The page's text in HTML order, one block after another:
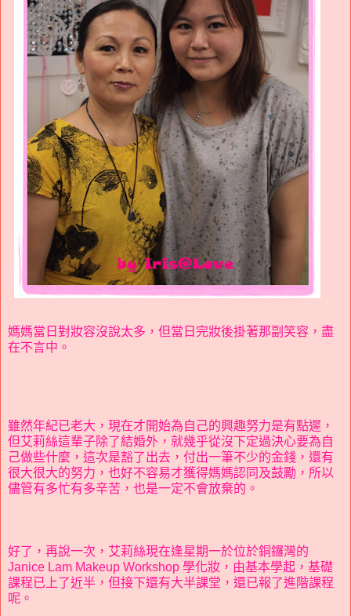
媽媽當日對妝容沒說太多，但當日完妝後掛著那副笑容，盡
在不言中。
雖然年紀已老大，現在才開始為自己的興趣努力是有點遲，
但艾莉絲這輩子除了結婚外，就幾乎從沒下定過決心要為自
己做些什麼，這次是豁了出去，付出一筆不少的金錢，還有
很大很大的努力，也好不容易才獲得媽媽認同及鼓勵，所以
儘管有多忙有多辛苦，也是一定不會放棄的。
好了，再說一次，艾莉絲現在逢星期一於位於銅鑼灣的
Janice Lam Makeup Workshop 學化妝，由基本學起，基礎
課程已上了近半，但接下還有大半課堂，還已報了進階課程
呢。